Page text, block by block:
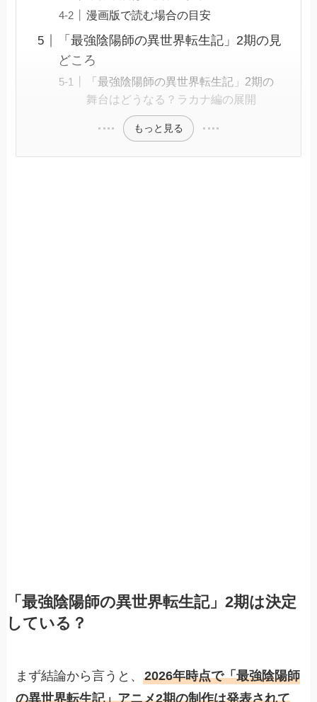
漫画版で読む場合の目安
「最強陰陽師の異世界転生記」2期の見
どころ
「最強陰陽師の異世界転生記」2期の
舞台はどうなる？ラカナ編の展開
もっと見る
「最強陰陽師の異世界転生記」2期は決定
している？
まず結論から言うと、2026年時点で「最強陰陽師
の異世界転生記」アニメ2期の制作は発表されて